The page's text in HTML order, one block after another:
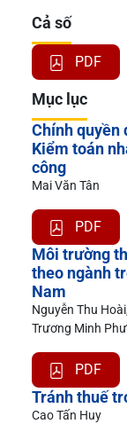
Cả số
PDF
Mục lục
Chính quyền
Kiểm toán
công
Mai Văn Tân
PDF
Môi trường
theo ngành
Nam
Nguyễn Thu
Trương Minh
PDF
Tránh thuế
Cao Tấn Huy